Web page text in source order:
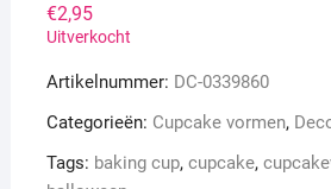
€2,95
Uitverkocht
Artikelnummer: DC-0339860
Categorieën: Cupcake vormen,
Tags: baking cup, cupcake,